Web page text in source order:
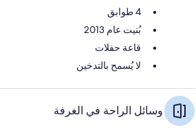
4 طوابق
بُنيت عام 2013
قاعة حفلات
لا يُسمح بالتدخين
وسائل الراحة في الغرفة